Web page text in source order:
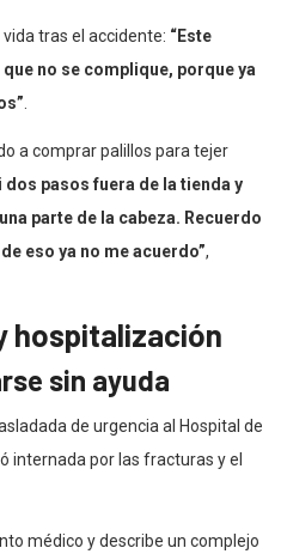
tras el accidente: “Este
no se complique, porque ya
a comprar palillos para tejer
dos pasos fuera de la tienda y
parte de la cabeza. Recuerdo
eso ya no me acuerdo”,
hospitalización
sin ayuda
de urgencia al Hospital de
internada por las fracturas y el
médico y describe un complejo